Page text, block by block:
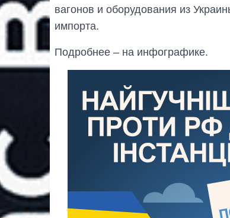
вагонов и оборудования из
импорта.
Подробнее – на инфографике.